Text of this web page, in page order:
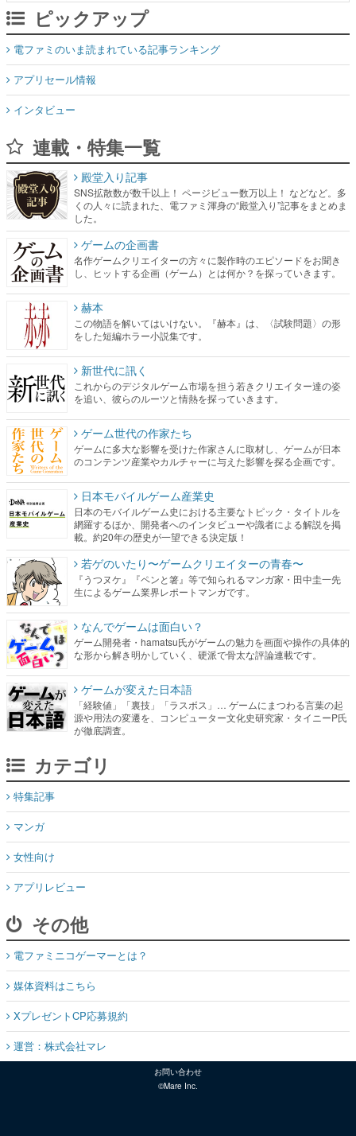
ピックアップ
電ファミのいま読まれている記事ランキング
アプリセール情報
インタビュー
連載・特集一覧
殿堂入り記事
SNS拡散数が数千以上！ ページビュー数万以上！ などなど。多
くの人々に読まれた、電ファミ渾身の“殿堂入り”記事をまとめま
した。
ゲームの企画書
名作ゲームクリエイターの方々に製作時のエピソードをお聞き
し、ヒットする企画（ゲーム）とは何か？を探っていきます。
赫本
この物語を解いてはいけない。『赫本』は、〈試験問題〉の形
をした短編ホラー小説集です。
新世代に訊く
これからのデジタルゲーム市場を担う若きクリエイター達の姿
を追い、彼らのルーツと情熱を探っていきます。
ゲーム世代の作家たち
ゲームに多大な影響を受けた作家さんに取材し、ゲームが日本
のコンテンツ産業やカルチャーに与えた影響を探る企画です。
日本モバイルゲーム産業史
日本のモバイルゲーム史における主要なトピック・タイトルを
網羅するほか、開発者へのインタビューや識者による解説を掲
載。約20年の歴史が一望できる決定版！
若ゲのいたり〜ゲームクリエイターの青春〜
『うつヌケ』『ペンと箸』等で知られるマンガ家・田中圭一先
生によるゲーム業界レポートマンガです。
なんでゲームは面白い？
ゲーム開発者・hamatsu氏がゲームの魅力を画面や操作の具体的
な形から解き明かしていく、硬派で骨太な評論連載です。
ゲームが変えた日本語
「経験値」「裏技」「ラスボス」… ゲームにまつわる言葉の起
源や用法の変遷を、コンピューター文化史研究家・タイニーP氏
が徹底調査。
カテゴリ
特集記事
マンガ
女性向け
アプリレビュー
その他
電ファミニコゲーマーとは？
媒体資料はこちら
XプレゼントCP応募規約
運営：株式会社マレ
お問い合わせ
©Mare Inc.